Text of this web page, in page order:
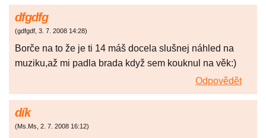
dfgdfg
(gdfgdf, 3. 7. 2008 14:28)
Borče na to že je ti 14 máš docela slušnej náhled na
muziku,až mi padla brada když sem kouknul na věk:)
Odpovědět
dík
(Ms.Ms, 2. 7. 2008 16:12)